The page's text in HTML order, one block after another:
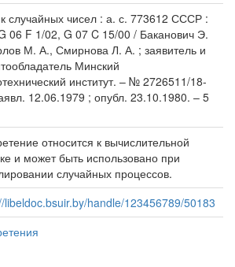
случайных чисел : а. с. 773612 СССР :
06 F 1/02, G 07 C 15/00 / Баканович Э.
М. А., Смирнова Л. А. ; заявитель и
Минский
институт. – № 2726511/18-
12.06.1979 ; опубл. 23.10.1980. – 5
относится к вычислительной
и может быть использовано при
случайных процессов.
libeldoc.bsuir.by/handle/123456789/50183